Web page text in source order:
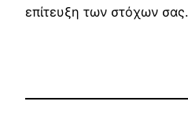
επίτευξη των στόχων σας.